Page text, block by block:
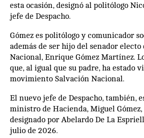
esta ocasión, designó al politólogo
jefe de Despacho.
Gómez es politólogo y comunicador
además de ser hijo del senador electo
Nacional, Enrique Gómez Martínez.
que, al igual que su padre, ha estado
movimiento Salvación Nacional.
El nuevo jefe de Despacho, también,
ministro de Hacienda, Miguel
designado por Abelardo De La
julio de 2026.